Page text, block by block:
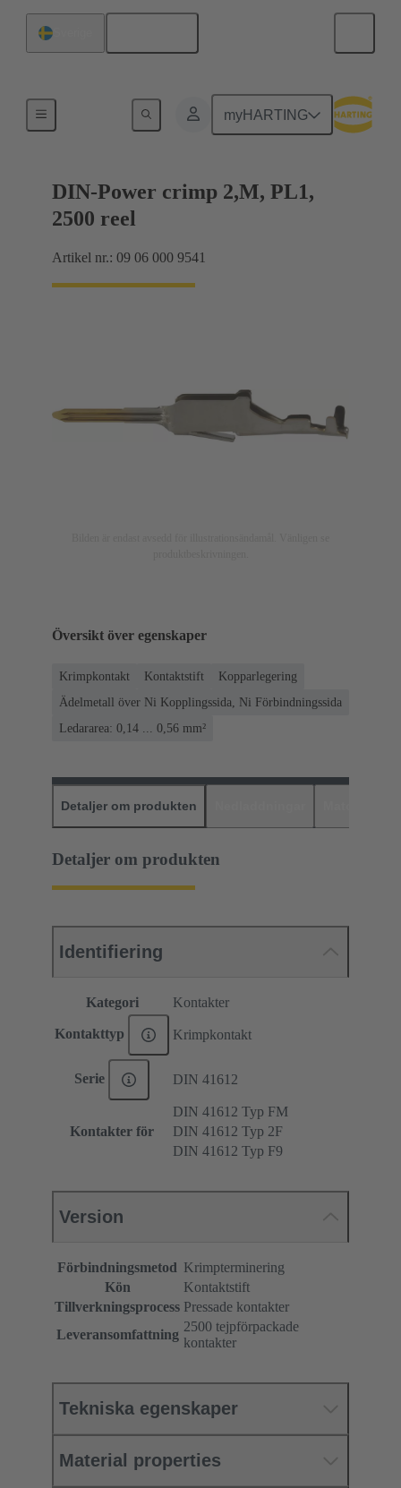
myHARTING
DIN-Power crimp 2,M, PL1,
2500 reel
Artikel nr.: 09 06 000 9541
Översikt över egenskaper
Krimpkontakt Kontaktstift
Kopparlegering
Ädelmetall över Ni Kopplingssida, Ni Förbindningssida
Ledararea: 0,14 ... 0,56 mm²
Detaljer om produkten
Detaljer om produkten
Identifiering
Kategori Kontakter
Kontakttyp Krimpkontakt
Serie DIN 41612
Kontakter för
DIN 41612 Typ FM
DIN 41612 Typ 2F
DIN 41612 Typ F9
Version
Förbindningsmetod Krimpterminering
Kön
Kontaktstift
Tillverkningsprocess Pressade kontakter
Leveransomfattning
2500 tejpförpackade
kontakter
Tekniska egenskaper
Material properties